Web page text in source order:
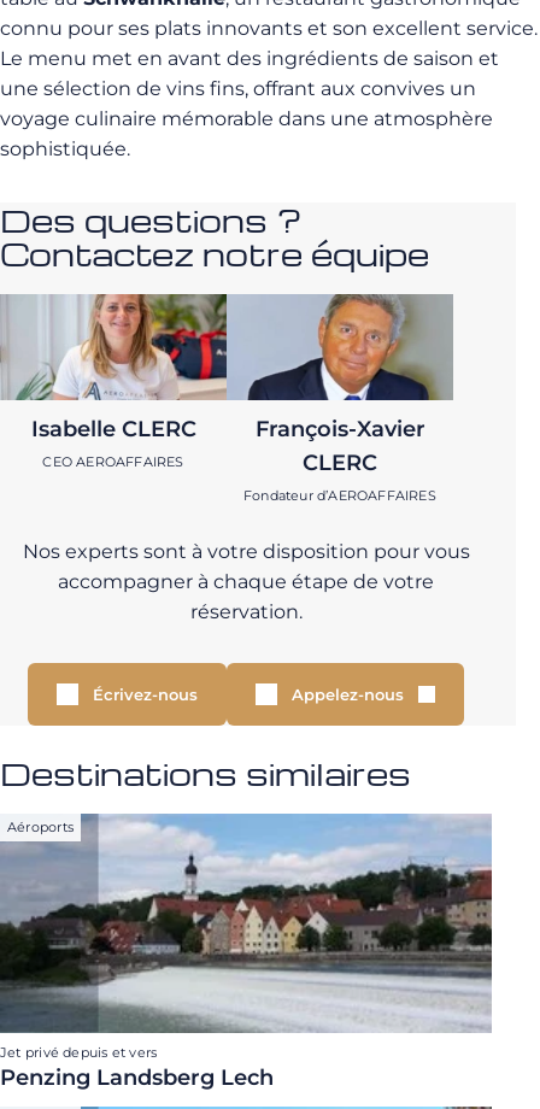
connu pour ses plats innovants et son excellent service.
Le menu met en avant des ingrédients de saison et
une sélection de vins fins, offrant aux convives un
voyage culinaire mémorable dans une atmosphère
sophistiquée.
Des questions ?
Contactez notre équipe
Isabelle CLERC
CEO AEROAFFAIRES
François-Xavier
CLERC
Fondateur d’AEROAFFAIRES
Nos experts sont à votre disposition pour vous
accompagner à chaque étape de votre
réservation.
Écrivez-nous Appelez-nous
Destinations similaires
Aéroports
Jet privé depuis et vers
Penzing Landsberg Lech